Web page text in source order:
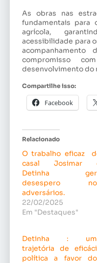
As obras nas
fundamentais para
agrícola,
acessibilidade para
acompanhamento
compromisso
desenvolvimento do
Compartilhe isso:
Facebook
Relacionado
O trabalho eficaz
casal Josimar
Detinha
desespero
adversários.
22/02/2025
Em "Destaques"
Detinha :
trajetória de
política a favor